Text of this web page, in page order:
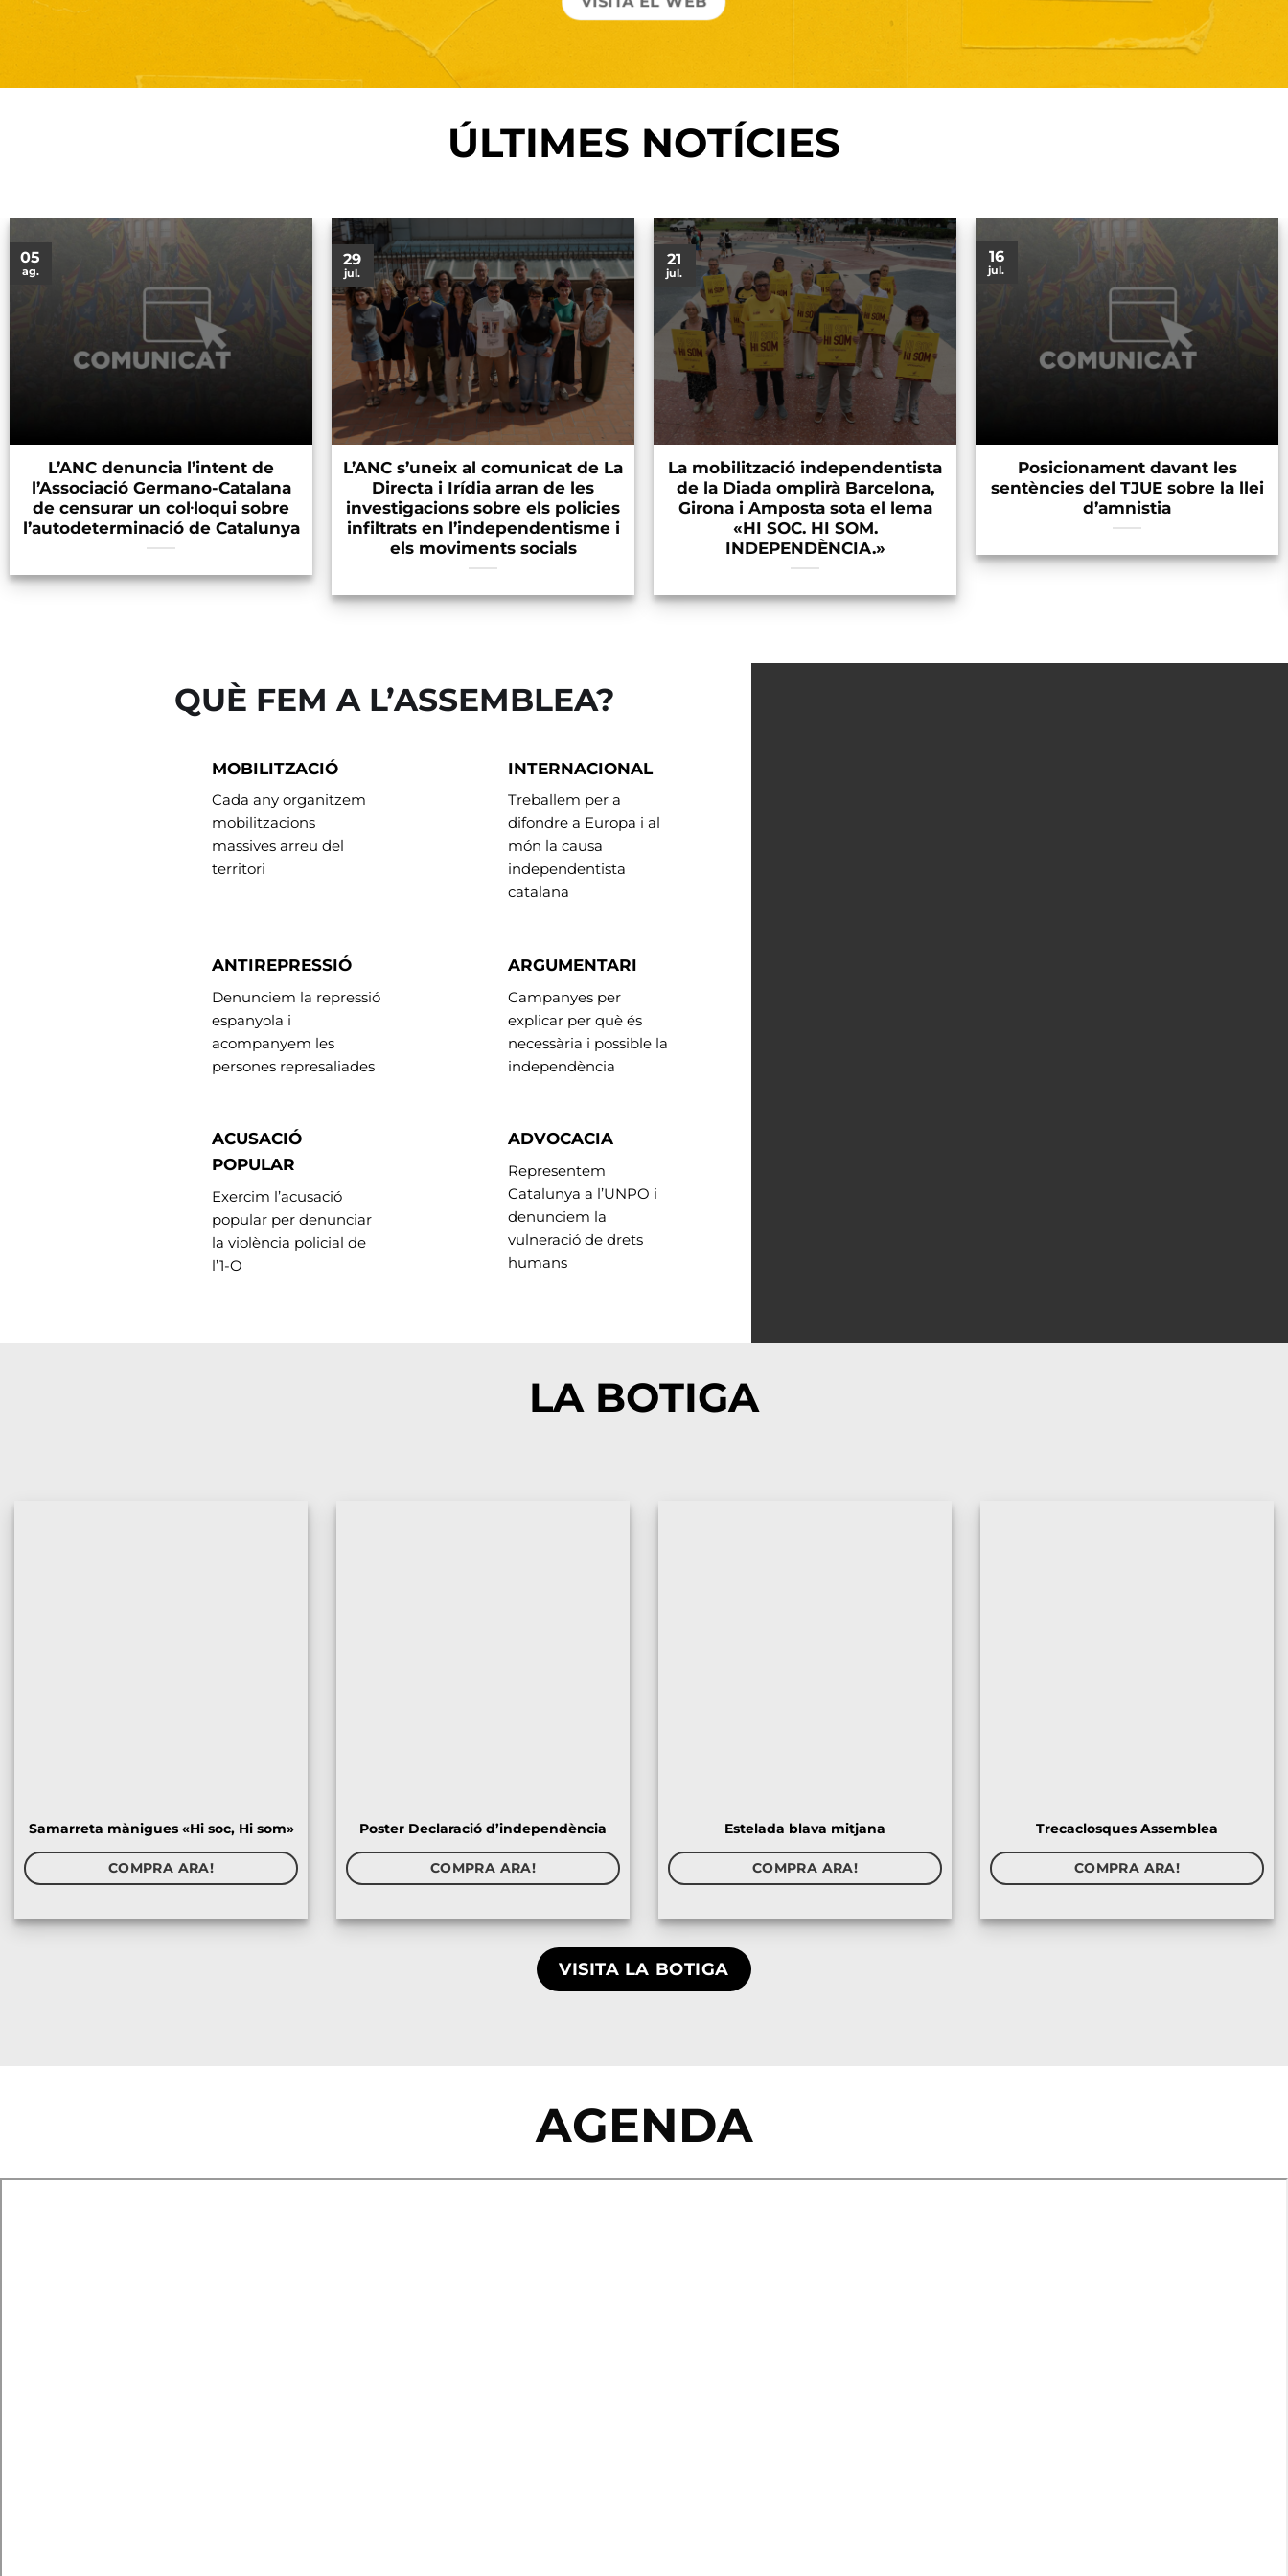
ÚLTIMES NOTÍCIES
L’ANC denuncia l’intent de
l’Associació Germano-Catalana
de censurar un col·loqui sobre
l’autodeterminació de Catalunya
05
ag.
L’ANC s’uneix al comunicat de La
Directa i Irídia arran de les
investigacions sobre els policies
infiltrats en l’independentisme i
els moviments socials
29
jul.
La mobilització independentista
de la Diada omplirà Barcelona,
Girona i Amposta sota el lema
«HI SOC. HI SOM.
INDEPENDÈNCIA.»
21
jul.
Posicionament davant les
sentències del TJUE sobre la llei
d’amnistia
16
jul.
QUÈ FEM A L’ASSEMBLEA?
MOBILITZACIÓ
Cada any organitzem
mobilitzacions
massives arreu del
territori
INTERNACIONAL
Treballem per a
difondre a Europa i al
món la causa
independentista
catalana
ANTIREPRESSIÓ
Denunciem la repressió
espanyola i
acompanyem les
persones represaliades
ARGUMENTARI
Campanyes per
explicar per què és
necessària i possible la
independència
ACUSACIÓ
POPULAR
Exercim l’acusació
popular per denunciar
la violència policial de
l’1-O
ADVOCACIA
Representem
Catalunya a l’UNPO i
denunciem la
vulneració de drets
humans
LA BOTIGA
Samarreta mànigues «Hi soc, Hi som»
COMPRA ARA!
Poster Declaració d’independència
COMPRA ARA!
Estelada blava mitjana
COMPRA ARA!
Trecaclosques Assemblea
COMPRA ARA!
VISITA LA BOTIGA
AGENDA